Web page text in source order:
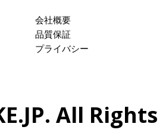
会社概要
品質保証
プライバシー
All Rights